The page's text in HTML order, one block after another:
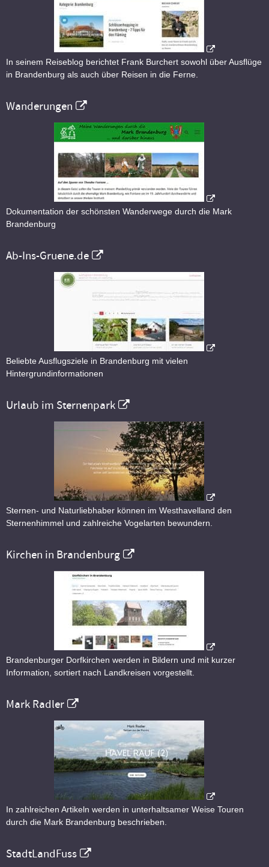
In seinem Reiseblog berichtet Frank Burchert sowohl über Ausflüge
in Brandenburg als auch über Reisen in die Ferne.
Wanderungen
Dokumentation der schönsten Wanderwege durch die Mark
Brandenburg
Ab-Ins-Gruene.de
Beliebte Ausflugsziele in Brandenburg mit vielen
Hintergrundinformationen
Urlaub im Sternenpark
Sternen- und Naturliebhaber können im Westhavelland den
Sternenhimmel und zahlreiche Vogelarten bewundern.
Kirchen in Brandenburg
Brandenburger Dorfkirchen werden in Bildern und mit kurzer
Information, sortiert nach Landkreisen vorgestellt.
Mark Radler
In zahlreichen Artikeln werden in unterhaltsamer Weise Touren
durch die Mark Brandenburg beschrieben.
StadtLandFuss